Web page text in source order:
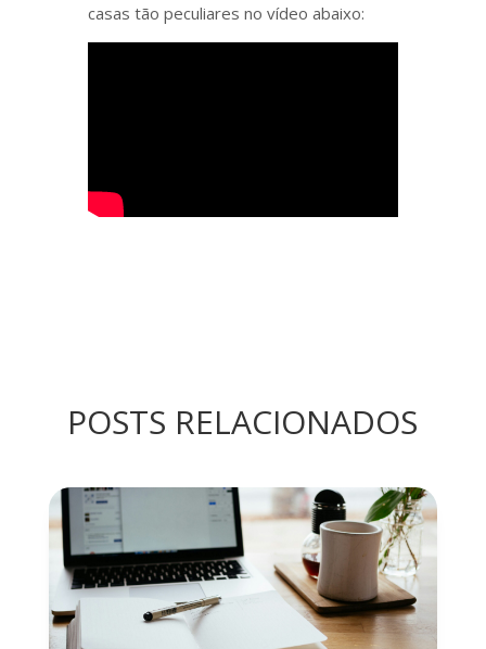
casas tão peculiares no vídeo abaixo:
POSTS RELACIONADOS